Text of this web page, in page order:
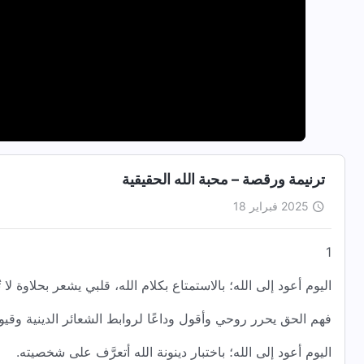
ترنيمة ورقصة – محبة الله الحقيقية
2025 فبراير 18
1
اليوم أعود إلى الله؛ بالاستمتاع بكلام الله، قلبي يشعر بحلاوة
فهم الحق يحرر روحي وأقول وداعًا لروابط الشعائر الدينية
اليوم أعود إلى الله؛ باختبار دينونة الله أتعرَّف على شخصيته.